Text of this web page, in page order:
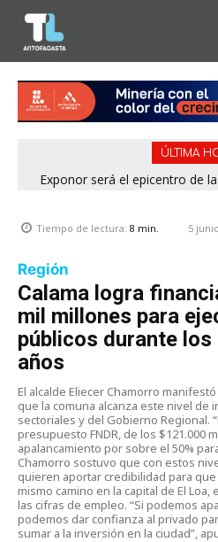
ÚLTIMA
Exponor será el epicentro de
Tiempo de lectura: 8 min. 5
Región
Calama logra
mil millones para
públicos durante
años
El alcalde Eliecer Chamorro
que la comuna alcanza este nivel de
sectoriales y del Gobierno Regional.
presupuesto FNDR, de los $121.000
apalancamiento por sobre el 50%
Chamorro sostuvo que con estos
quieren aportar credibilidad para
mismo camino en la capital de El
las cifras de empleo. “Si podemos
podemos dar confianza al privado
sumar a la inversión en la ciudad”,